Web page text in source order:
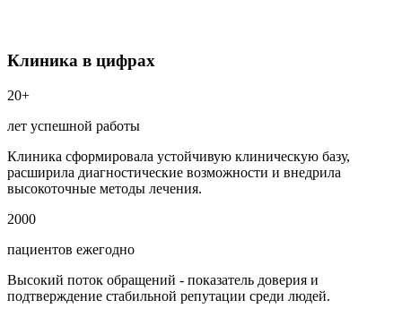
Клиника в цифрах
20+
лет успешной работы
Клиника сформировала устойчивую клиническую базу,
расширила диагностические возможности и внедрила
высокоточные методы лечения.
2000
пациентов ежегодно
Высокий поток обращений - показатель доверия и
подтверждение стабильной репутации среди людей.